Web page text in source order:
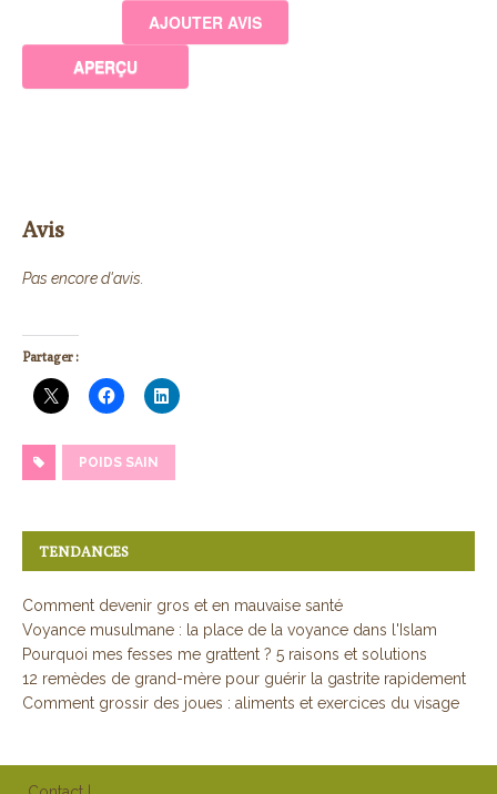
Avis
Pas encore d'avis.
Partager :
POIDS SAIN
TENDANCES
Comment devenir gros et en mauvaise santé
Voyance musulmane : la place de la voyance dans l'Islam
Pourquoi mes fesses me grattent ? 5 raisons et solutions
12 remèdes de grand-mère pour guérir la gastrite rapidement
Comment grossir des joues : aliments et exercices du visage